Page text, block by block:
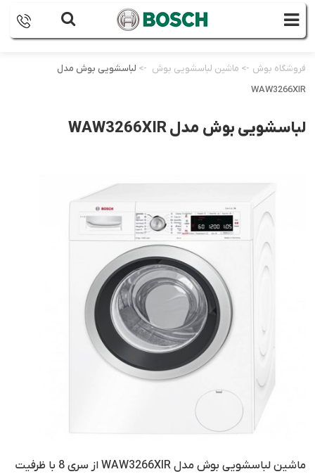
فروشگاه بوش -> ماشین لباسشویی بوش -> لباسشویی بوش مدل
WAW3266XIR
لباسشویی بوش مدل WAW3266XIR
ماشین لباسشویی بوش مدل WAW3266XIR از سری 8 با ظرفیت